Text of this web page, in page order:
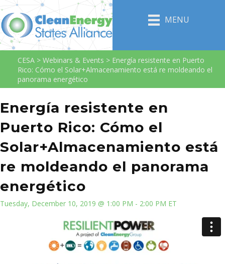
MENU
CESA > Webinars & Events > Energía resistente en Puerto
Rico: Cómo el Solar+Almacenamiento está re moldeando el
panorama energético
Energía resistente en
Puerto Rico: Cómo el
Solar+Almacenamiento está
re moldeando el panorama
energético
Tuesday, December 10, 2019 @ 1:00 PM - 2:00 PM ET